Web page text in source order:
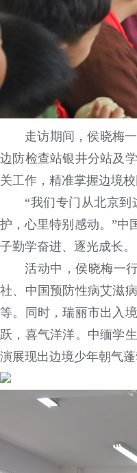
走访期间，侯晓梅
边防检查站银井分站及
关工作，精准掌握边境
“我们专门从北京
护，心里特别感动。”中
子勤学奋进、逐光成长。
活动中，侯晓梅一
社、中国预防性病艾滋
等。同时，瑞丽市出入
跃，喜气洋洋。中缅学
演展现出边境少年朝气